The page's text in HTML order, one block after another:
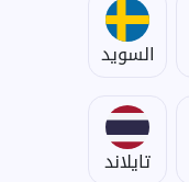
السويد
تايلاند